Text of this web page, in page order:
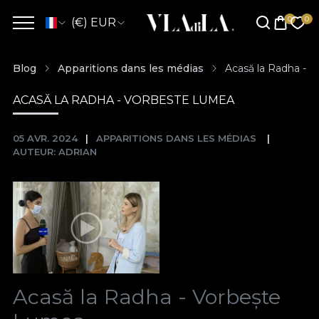
(€) EUR
Blog Apparitions dans les médias Acasă la Radha -
ACASĂ LA RADHA - VORBESTE LUMEA
05 AVR. 2024
APPARITIONS DANS LES MÉDIAS
AUTEUR: ADRIAN
Acasă la Radha - Vorbește